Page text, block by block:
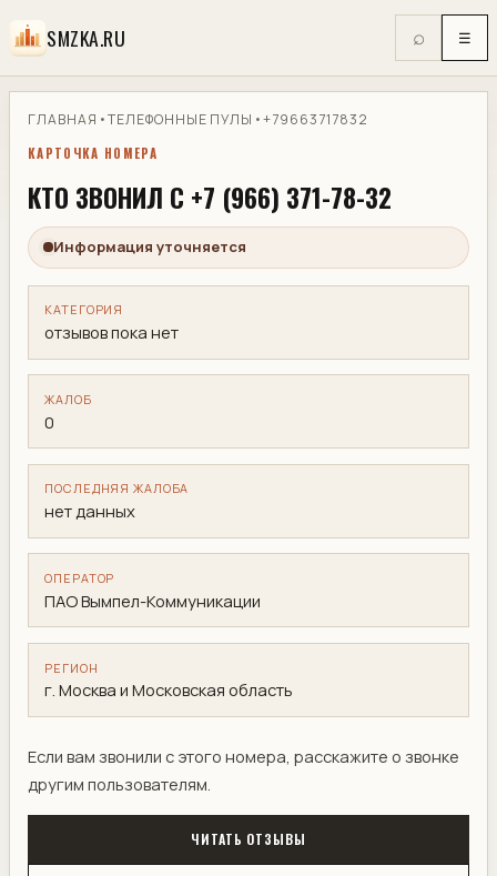
SMZKA.RU ⌕ ☰
ГЛАВНАЯ •ТЕЛЕФОННЫЕ ПУЛЫ •+79663717832
КАРТОЧКА НОМЕРА
КТО ЗВОНИЛ С +7 (966) 371-78-32
Информация уточняется
КАТЕГОРИЯ
отзывов пока нет
ЖАЛОБ
0
ПОСЛЕДНЯЯ ЖАЛОБА
нет данных
ОПЕРАТОР
ПАО Вымпел-Коммуникации
РЕГИОН
г. Москва и Московская область
Если вам звонили с этого номера, расскажите о звонке
другим пользователям.
ЧИТАТЬ ОТЗЫВЫ